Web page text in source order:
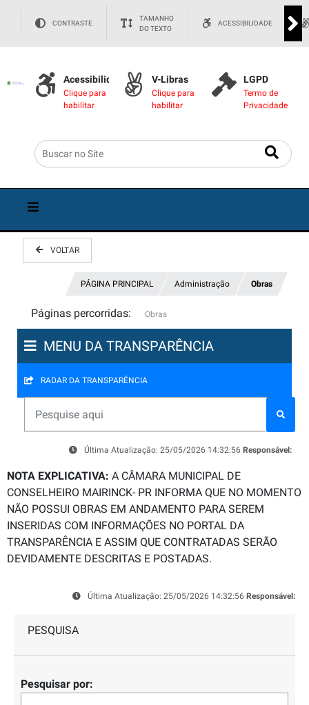
CONTRASTE
TAMANHO
DO TEXTO
ACESSIBILIDADE
Acessibilidade
Clique para
habilitar
V-Libras
Clique para
habilitar
LGPD
Termo de
Privacidade
VOLTAR
PÁGINA PRINCIPAL Administração Obras
Páginas percorridas: Obras
MENU DA TRANSPARÊNCIA
RADAR DA TRANSPARÊNCIA
Última Atualização: 25/05/2026 14:32:56 Responsável:
NOTA EXPLICATIVA: A CÂMARA MUNICIPAL DE
CONSELHEIRO MAIRINCK- PR INFORMA QUE NO MOMENTO
NÃO POSSUI OBRAS EM ANDAMENTO PARA SEREM
INSERIDAS COM INFORMAÇÕES NO PORTAL DA
TRANSPARÊNCIA E ASSIM QUE CONTRATADAS SERÃO
DEVIDAMENTE DESCRITAS E POSTADAS.
Última Atualização: 25/05/2026 14:32:56 Responsável:
PESQUISA
Pesquisar por: